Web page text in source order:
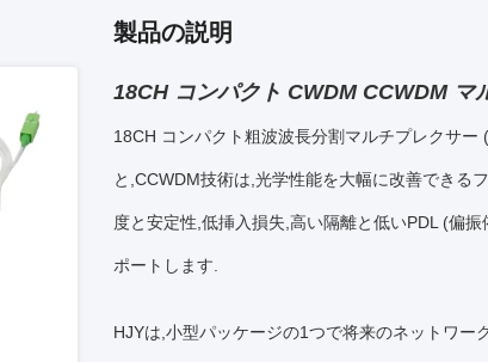
製品の説明
18CH コンパクト CWDM CCWDM マ
18CH コンパクト粗波波長分割マルチプレクサ
と,CCWDM技術は,光学性能を大幅に改善できる
度と安定性,低挿入損失,高い隔離と低いPDL (偏
ポートします.
HJYは,小型パッケージの1つで将来のネットワ